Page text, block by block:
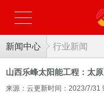
新闻中心 行业新闻
山西乐峰太阳能工程：太
来源：云更新时间：2023/7/31